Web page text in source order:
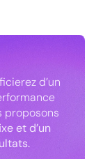
d’un
proposons
et d’un